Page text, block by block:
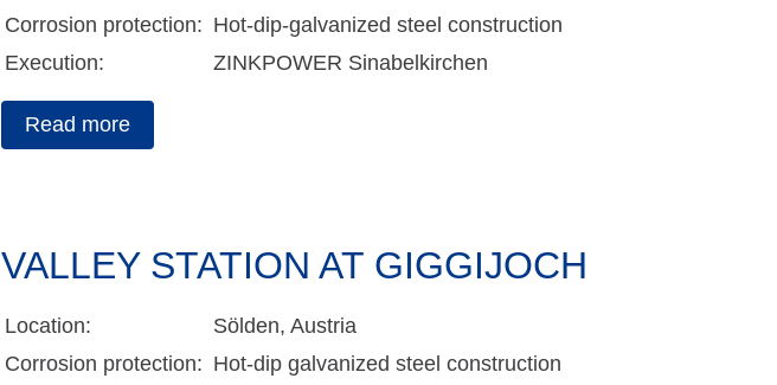
Corrosion protection: Hot-dip-galvanized steel construction
Execution:
ZINKPOWER Sinabelkirchen
Read more
VALLEY STATION AT GIGGIJOCH
Location:
Sölden, Austria
Corrosion protection: Hot-dip galvanized steel construction